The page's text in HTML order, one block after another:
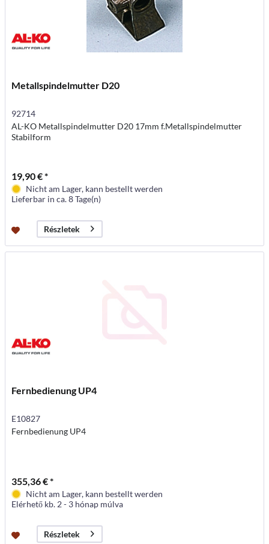
Metallspindelmutter D20
92714
AL-KO Metallspindelmutter D20 17mm f.Metallspindelmutter
Stabilform
19,90 € *
Nicht am Lager, kann bestellt werden
Lieferbar in ca. 8 Tage(n)
Részletek
Fernbedienung UP4
E10827
Fernbedienung UP4
355,36 € *
Nicht am Lager, kann bestellt werden
Elérhető kb. 2 - 3 hónap múlva
Részletek